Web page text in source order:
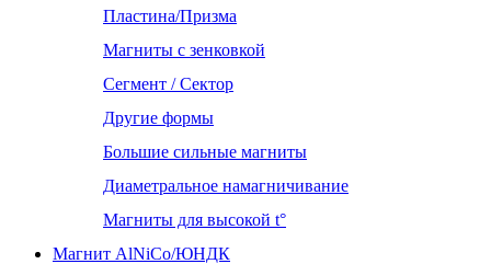
Пластина/Призма
Магниты с зенковкой
Сегмент / Сектор
Другие формы
Большие сильные магниты
Диаметральное намагничивание
Магниты для высокой t°
Магнит AlNiCo/ЮНДК